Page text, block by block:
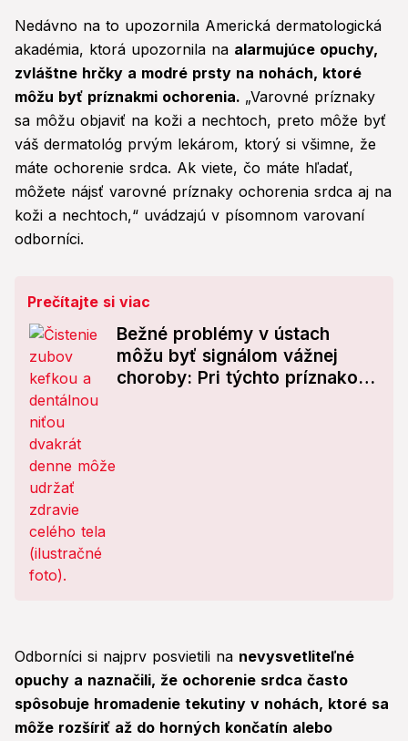
Nedávno na to upozornila Americká dermatologická
akadémia, ktorá upozornila na alarmujúce opuchy,
zvláštne hrčky a modré prsty na nohách, ktoré
môžu byť príznakmi ochorenia. „Varovné príznaky
sa môžu objaviť na koži a nechtoch, preto môže byť
váš dermatológ prvým lekárom, ktorý si všimne, že
máte ochorenie srdca. Ak viete, čo máte hľadať,
môžete nájsť varovné príznaky ochorenia srdca aj na
koži a nechtoch,“ uvádzajú v písomnom varovaní
odborníci.
Prečítajte si viac
Bežné problémy v ústach
môžu byť signálom vážnej
choroby: Pri týchto príznakoch
Odborníci si najprv posvietili na nevysvetliteľné
opuchy a naznačili, že ochorenie srdca často
spôsobuje hromadenie tekutiny v nohách, ktoré sa
môže rozšíriť až do horných končatín alebo